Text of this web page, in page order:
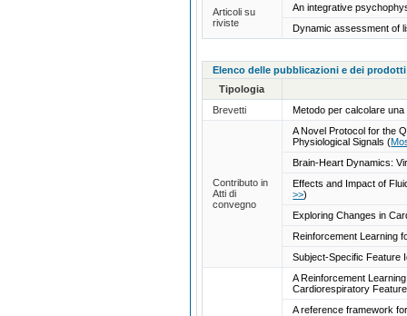
Articoli su
riviste
An integrative
Dynamic assessment of
Elenco delle pubblicazioni e dei
Tipologia
Brevetti
Metodo per calcolare
Contributo in
Atti di
convegno
A Novel Protocol for the
Physiological Signals(
Brain-Heart Dynamics:
Effects and Impact of
>>)
Exploring Changes in
Reinforcement Learning
Subject-Specific Feature
A Reinforcement
Cardiorespiratory
A reference framework